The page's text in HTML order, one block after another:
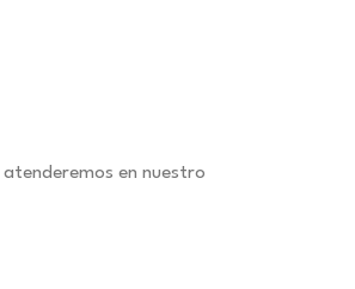
en nuestro